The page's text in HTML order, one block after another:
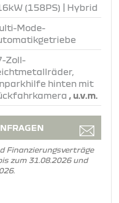
(158PS) | Hybrid
Mode-
Zoll-
hinten mit
, u.v.m.
Finanzierungsverträge
zum 31.08.2026 und